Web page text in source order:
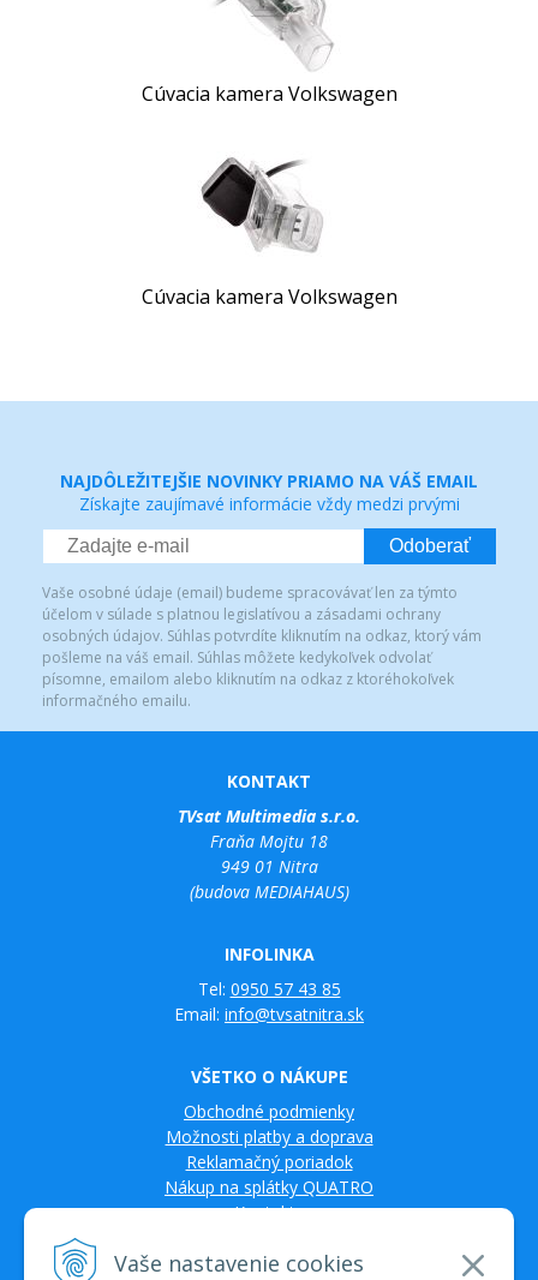
Vaše nastavenie cookies
Cúvacia kamera Volkswagen
Cúvacia kamera Volkswagen
NAJDÔLEŽITEJŠIE NOVINKY PRIAMO NA VÁŠ EMAIL
Získajte zaujímavé informácie vždy medzi prvými
Odoberať
Vaše osobné údaje (email) budeme spracovávať len za týmto
účelom v súlade s platnou legislatívou a zásadami ochrany
osobných údajov. Súhlas potvrdíte kliknutím na odkaz, ktorý vám
pošleme na váš email. Súhlas môžete kedykoľvek odvolať
písomne, emailom alebo kliknutím na odkaz z ktoréhokoľvek
informačného emailu.
KONTAKT
TVsat Multimedia s.r.o.
Fraňa Mojtu 18
949 01 Nitra
(budova MEDIAHAUS)
INFOLINKA
Tel: 0950 57 43 85
Email: info@tvsatnitra.sk
VŠETKO O NÁKUPE
Obchodné podmienky
Možnosti platby a doprava
Reklamačný poriadok
Nákup na splátky QUATRO
Kontakty